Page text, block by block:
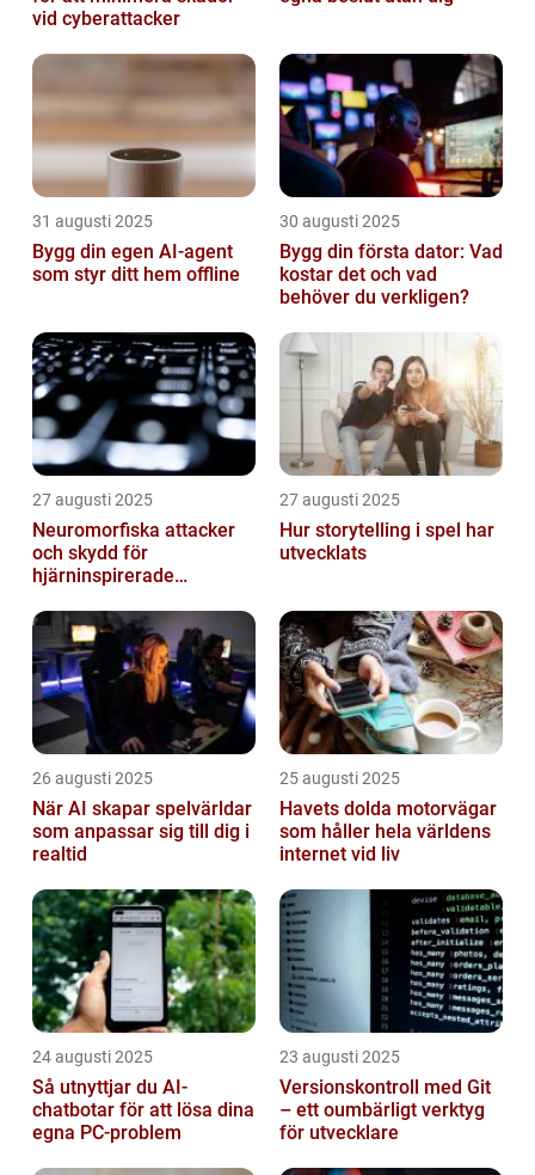
vid cyberattacker
31 augusti 2025
Bygg din egen AI-agent
som styr ditt hem offline
30 augusti 2025
Bygg din första dator: Vad
kostar det och vad
behöver du verkligen?
27 augusti 2025
Neuromorfiska attacker
och skydd för
hjärninspirerade
27 augusti 2025
Hur storytelling i spel har
utvecklats
26 augusti 2025
När AI skapar spelvärldar
som anpassar sig till dig i
realtid
25 augusti 2025
Havets dolda motorvägar
som håller hela världens
internet vid liv
24 augusti 2025
Så utnyttjar du AI-
chatbotar för att lösa dina
egna PC-problem
23 augusti 2025
Versionskontroll med Git
– ett oumbärligt verktyg
för utvecklare